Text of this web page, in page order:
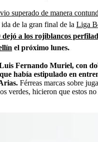
superado de manera
ida de la gran final de la Liga
a los rojiblancos
el próximo lunes.
Fernando Muriel, con
había estipulado en
Férreas marcas sobre
verdes, hicieron que estos